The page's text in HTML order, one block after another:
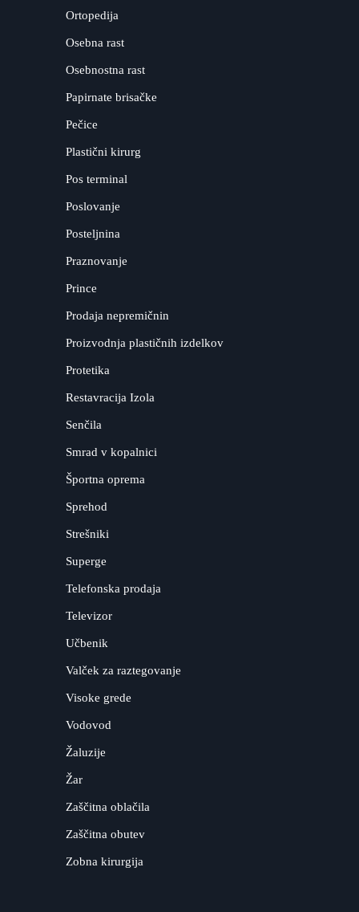
Ortopedija
Osebna rast
Osebnostna rast
Papirnate brisačke
Pečice
Plastični kirurg
Pos terminal
Poslovanje
Posteljnina
Praznovanje
Prince
Prodaja nepremičnin
Proizvodnja plastičnih izdelkov
Protetika
Restavracija Izola
Senčila
Smrad v kopalnici
Športna oprema
Sprehod
Strešniki
Superge
Telefonska prodaja
Televizor
Učbenik
Valček za raztegovanje
Visoke grede
Vodovod
Žaluzije
Žar
Zaščitna oblačila
Zaščitna obutev
Zobna kirurgija